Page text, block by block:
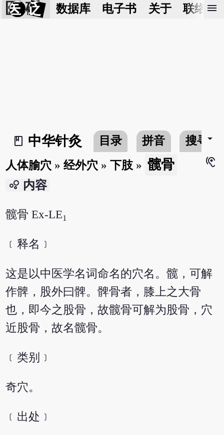
医 砭 数据库 电子书 关于 联络我
menu
book_2
中华针灸 目录 拼音 搜寻arrow_drop_down
人体腧穴 »经外穴 »下肢 » 髋骨
hearing
bubble_chart 内容
髋骨 Ex-LE1
﹝释名﹞
这是以中医学名词命名的穴名。髋，可解
作髀，股外曰髀。髀骨者，膝上之大骨
也，即今之股骨，故髋骨可解为股骨，穴
近股骨，故名髋骨。
﹝类别﹞
奇穴。
﹝出处﹞